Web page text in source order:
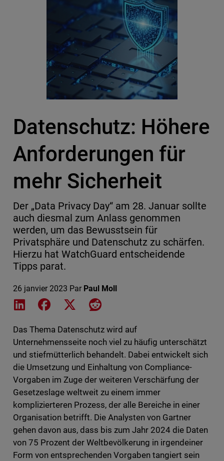
Datenschutz: Höhere
Anforderungen für
mehr Sicherheit
Der „Data Privacy Day“ am 28. Januar sollte
auch diesmal zum Anlass genommen
werden, um das Bewusstsein für
Privatsphäre und Datenschutz zu schärfen.
Hierzu hat WatchGuard entscheidende
Tipps parat.
26 janvier 2023 Par Paul Moll
Share on LinkedIn
Share on Facebook
Share on XShare on Reddit
Das Thema Datenschutz wird auf
Unternehmensseite noch viel zu häufig unterschätzt
und stiefmütterlich behandelt. Dabei entwickelt sich
die Umsetzung und Einhaltung von Compliance-
Vorgaben im Zuge der weiteren Verschärfung der
Gesetzeslage weltweit zu einem immer
komplizierteren Prozess, der alle Bereiche in einer
Organisation betrifft. Die Analysten von Gartner
gehen davon aus, dass bis zum Jahr 2024 die Daten
von 75 Prozent der Weltbevölkerung in irgendeiner
Form von entsprechenden Vorgaben tangiert sein